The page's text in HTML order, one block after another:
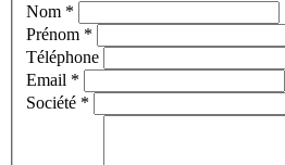
Nom *
Prénom *
Téléphone
Email *
Société *